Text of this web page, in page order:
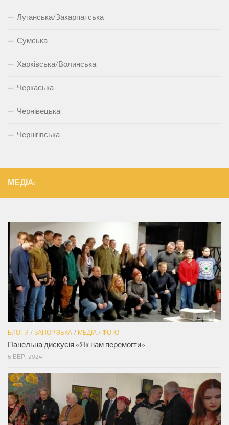
Луганська/Закарпатська
Сумська
Харківська/Волинська
Черкаська
Чернівецька
Чернігівська
МЕДІА:
БЛОГИ / ЗАПОРІЗЬКА / МЕДІА / ФОТО
Панельна дискусія «Як нам перемогти»
6 БЕР, 2024